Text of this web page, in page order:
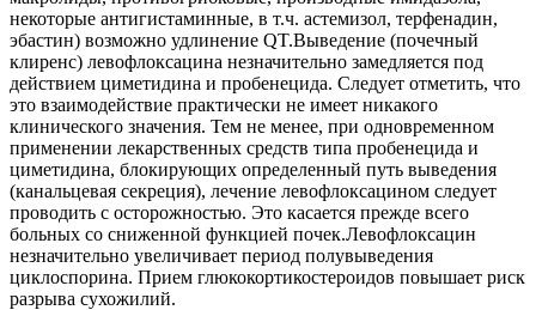
некоторые антигистаминные, в т.ч. астемизол, терфенадин,
эбастин) возможно удлинение QT.Выведение (почечный
клиренс) левофлоксацина незначительно замедляется под
действием циметидина и пробенецида. Следует отметить, что
это взаимодействие практически не имеет никакого
клинического значения. Тем не менее, при одновременном
применении лекарственных средств типа пробенецида и
циметидина, блокирующих определенный путь выведения
(канальцевая секреция), лечение левофлоксацином следует
проводить с осторожностью. Это касается прежде всего
больных со сниженной функцией почек.Левофлоксацин
незначительно увеличивает период полувыведения
циклоспорина. Прием глюкокортикостероидов повышает риск
разрыва сухожилий.